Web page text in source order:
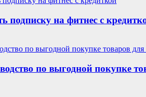
подписку на фитнес с
по выгодной покупке